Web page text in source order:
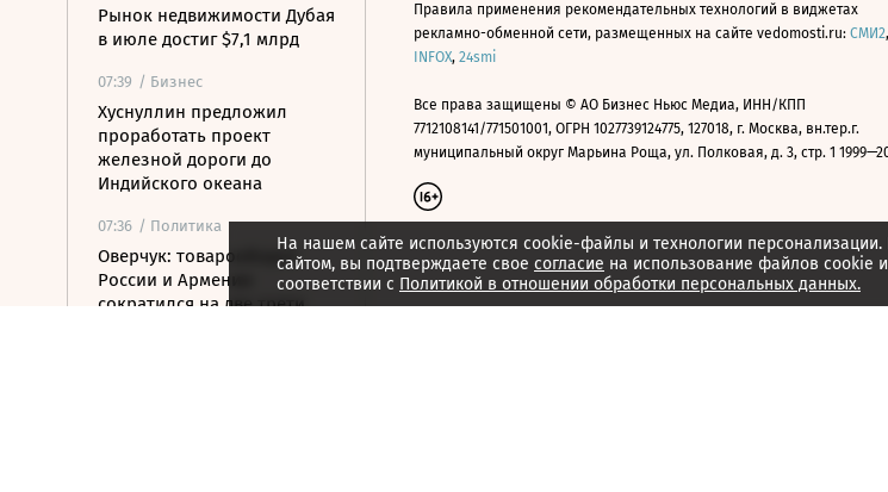
Рынок недвижимости Дубая
в июле достиг $7,1 млрд
07:39 / Бизнес
Хуснуллин предложил
проработать проект
железной дороги до
Индийского океана
07:36 / Политика
Оверчук: товарооборот
России и Армении
сократился на две трети
На нашем сайте используются cookie-файлы и технологии
сайтом, вы подтверждаете свое согласие на использование файлов cookie
соответствии с Политикой в отношении обработки персональных данных.
Правила применения рекомендательных технологий в виджетах
рекламно-обменной сети, размещенных на сайте vedomosti.ru: СМИ2,
INFOX, 24smi
Все права защищены © АО Бизнес Ньюс Медиа, ИНН/КПП
7712108141/771501001, ОГРН 1027739124775, 127018, г. Москва, вн.тер.г.
муниципальный округ Марьина Роща, ул. Полковая, д. 3, стр. 1